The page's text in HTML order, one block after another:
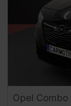
Opel Combo